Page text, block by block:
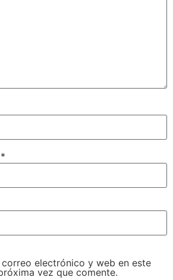
*
electrónico y web en este
vez que comente.